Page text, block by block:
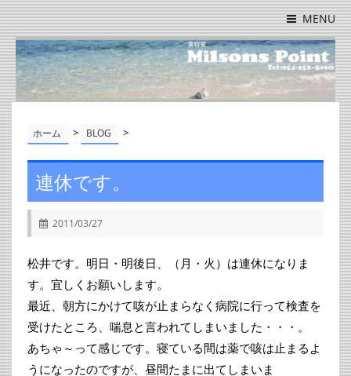
MENU
ホーム > BLOG >
連休です。
2011/03/27
松井です。明日・明後日、（月・火）は連休になりま
す。宜しくお願いします。
最近、朝方にかけて咳が止まらなく病院に行って検査を
受けたところ、喘息と言われてしまいました・・・。
あちゃ～って感じです。寝ている間は薬で咳は止まるよ
うになったのですが、昼間たまに出てしまいま